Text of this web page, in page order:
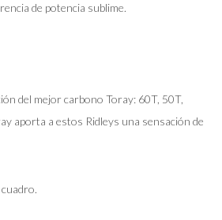
de potencia sublime.
del mejor carbono Toray: 60T, 50T,
aporta a estos Ridleys una sensación de